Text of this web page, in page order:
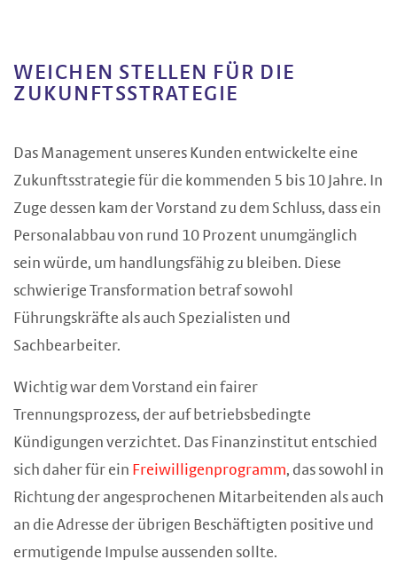
WEICHEN STELLEN FÜR DIE
ZUKUNFTSSTRATEGIE
Das Management unseres Kunden entwickelte eine
Zukunftsstrategie für die kommenden 5 bis 10 Jahre. In
Zuge dessen kam der Vorstand zu dem Schluss, dass ein
Personalabbau von rund 10 Prozent unumgänglich
sein würde, um handlungsfähig zu bleiben. Diese
schwierige Transformation betraf sowohl
Führungskräfte als auch Spezialisten und
Sachbearbeiter.
Wichtig war dem Vorstand ein fairer
Trennungsprozess, der auf betriebsbedingte
Kündigungen verzichtet. Das Finanzinstitut entschied
sich daher für ein Freiwilligenprogramm, das sowohl in
Richtung der angesprochenen Mitarbeitenden als auch
an die Adresse der übrigen Beschäftigten positive und
ermutigende Impulse aussenden sollte.